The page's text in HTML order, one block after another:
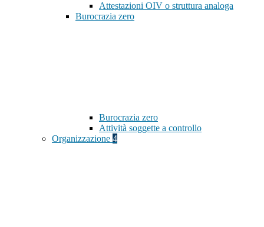
Attestazioni OIV o struttura analoga
Burocrazia zero
Burocrazia zero
Attività soggette a controllo
Organizzazione 4